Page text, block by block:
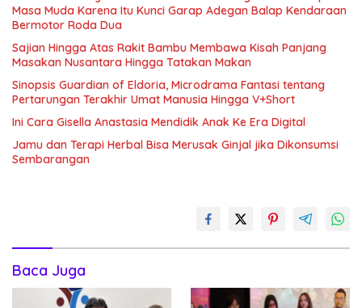
Masa Muda Karena Itu Kunci Garap Adegan Balap Kendaraan
Bermotor Roda Dua
Sajian Hingga Atas Rakit Bambu Membawa Kisah Panjang
Masakan Nusantara Hingga Tatakan Makan
Sinopsis Guardian of Eldoria, Microdrama Fantasi tentang
Pertarungan Terakhir Umat Manusia Hingga V+Short
Ini Cara Gisella Anastasia Mendidik Anak Ke Era Digital
Jamu dan Terapi Herbal Bisa Merusak Ginjal jika Dikonsumsi
Sembarangan
Baca Juga